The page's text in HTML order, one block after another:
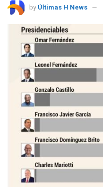
by Últimas H News